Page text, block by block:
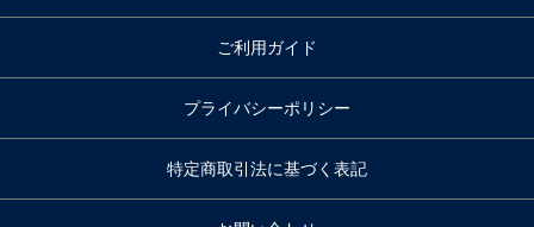
ご利用ガイド
プライバシーポリシー
特定商取引法に基づく表記